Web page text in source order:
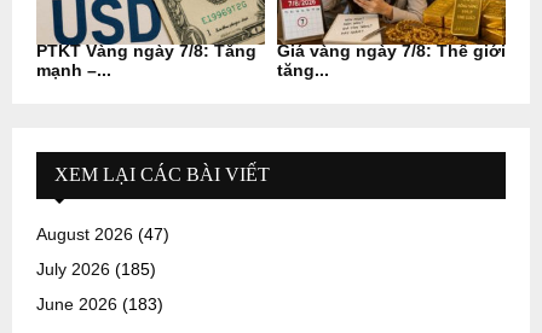
PTKT Vàng ngày 7/8: Tăng
mạnh –...
Giá vàng ngày 7/8: Thế giới
tăng...
XEM LẠI CÁC BÀI VIẾT
August 2026 (47)
July 2026 (185)
June 2026 (183)